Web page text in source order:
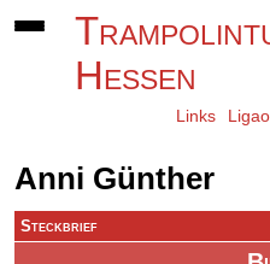
Hessen
Links
Anni Günther
Steckbrief